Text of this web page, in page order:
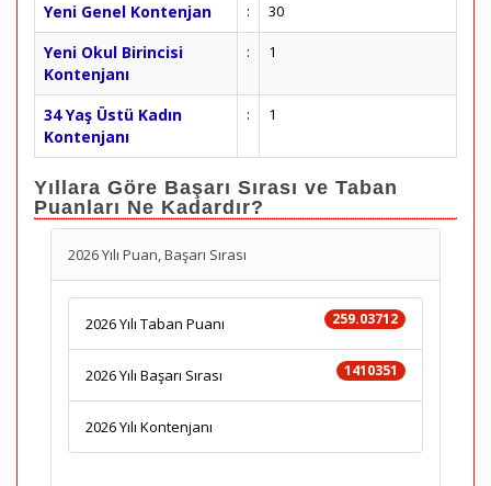
Yeni Genel Kontenjan : 30
Yeni Okul Birincisi
Kontenjanı
: 1
34 Yaş Üstü Kadın
Kontenjanı
: 1
Yıllara Göre Başarı Sırası ve Taban
Puanları Ne Kadardır?
2026 Yılı Puan, Başarı Sırası
259.03712
2026 Yılı Taban Puanı
1410351
2026 Yılı Başarı Sırası
2026 Yılı Kontenjanı